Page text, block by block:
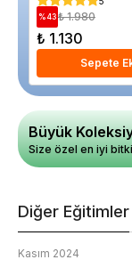
%43 ₺ 1.980
₺ 1.130
Sepete
Büyük
Size özel en iyi
Diğer Eğitimler
Kasım 2024